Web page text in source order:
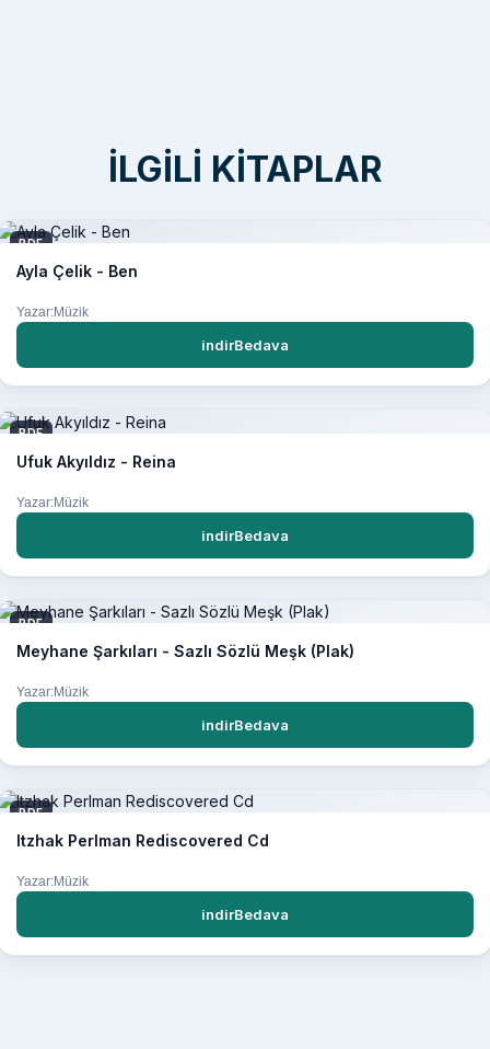
İLGILI KITAPLAR
PDF
Ayla Çelik - Ben
Yazar:Müzik
indirBedava
PDF
Ufuk Akyıldız - Reina
Yazar:Müzik
indirBedava
PDF
Meyhane Şarkıları - Sazlı Sözlü Meşk (Plak)
Yazar:Müzik
indirBedava
PDF
Itzhak Perlman Rediscovered Cd
Yazar:Müzik
indirBedava